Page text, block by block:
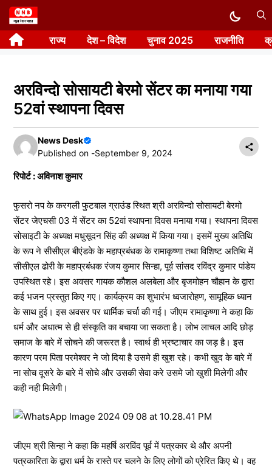
Skip
to
content राज्य देश – विदेश चुनाव 2025 राजनीति
अरविन्दो सोसायटी बेरमो सेंटर का मनाया गया
52वां स्थापना दिवस
News Desk
Published on -September 9, 2024
रिपोर्ट : अविनाश कुमार
फुसरो नप के करगली फुटबाल ग्राउंड स्थित श्री अरविन्दो सोसायटी बेरमो
सेंटर जेएचसी 03 में सेंटर का 52वां स्थापना दिवस मनाया गया। स्थापना दिवस
सोसाइटी के अध्यक्ष मधुसूदन सिंह की अध्यक्ष में किया गया। इसमें मुख्य अतिथि
के रूप ने सीसीएल बीएंडके के महाप्रबंधक के रामाकृष्णा तथा विशिष्ट अतिथि में
सीसीएल ढोरी के महाप्रबंधक रंजय कुमार सिन्हा, पूर्व सांसद रविंद्र कुमार पांडेय
उपस्थित रहे। इस अवसर गायक कौशल अलबेला और बृजमोहन चौहान के द्वारा
कई भजन प्रस्तुत किए गए। कार्यक्रम का शुभारंभ ध्वजारोहण, सामूहिक ध्यान
के साथ हुई। इस अवसर पर धार्मिक चर्चा की गई। जीएम रामाकृष्णा ने कहा कि
धर्म और अधात्म से ही संस्कृति का बचाया जा सकता है। लोभ लाचल आदि छोड़
समाज के बारे में सोचने की जरूरत है। स्वार्थ ही भ्रष्टाचार का जड़ है। इस
कारण परम पिता परमेश्वर ने जो दिया है उसमे ही खुश रहे। कभी खुद के बारे में
ना सोच दूसरे के बारे में सोचे और उसकी सेवा करे उसमे जो खुशी मिलेगी और
कही नही मिलेगी।
जीएम श्री सिन्हा ने कहा कि महर्षि अरविंद पूर्व में पत्रकार थे और अपनी
पत्रकारिता के द्वारा धर्म के रास्ते पर चलने के लिए लोगों को प्रेरित किए थे। वह